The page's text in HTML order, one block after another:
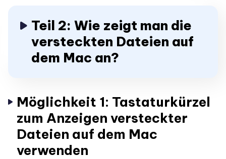
Teil 2: Wie zeigt man die
versteckten Dateien auf
dem Mac an?
Möglichkeit 1: Tastaturkürzel
zum Anzeigen versteckter
Dateien auf dem Mac
verwenden